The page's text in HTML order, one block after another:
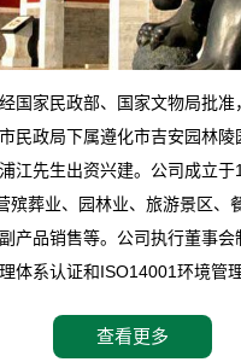
国家民政部、国家文物局批准
民政局下属遵化市吉安园林陵
江先生出资兴建。公司成立
殡葬业、园林业、旅游景区、
产品销售等。公司执行董事
体系认证和ISO14001环境管
头衔的花园式陵园，园内建有四
查看更多